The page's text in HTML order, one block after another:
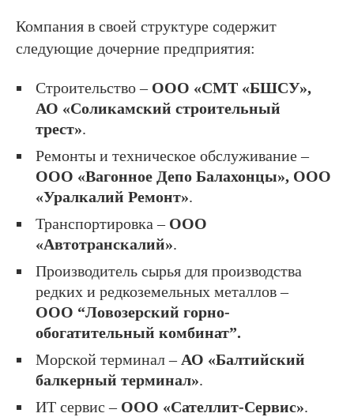
Компания в своей структуре содержит
следующие дочерние предприятия:
Строительство – ООО «СМТ «БШСУ»,
АО «Соликамский строительный
трест».
Ремонты и техническое обслуживание –
ООО «Вагонное Депо Балахонцы», ООО
«Уралкалий Ремонт».
Транспортировка – ООО
«Автотранскалий».
Производитель сырья для производства
редких и редкоземельных металлов –
ООО “Ловозерский горно-
обогатительный комбинат”.
Морской терминал – АО «Балтийский
балкерный терминал».
ИТ сервис – ООО «Сателлит-Сервис».